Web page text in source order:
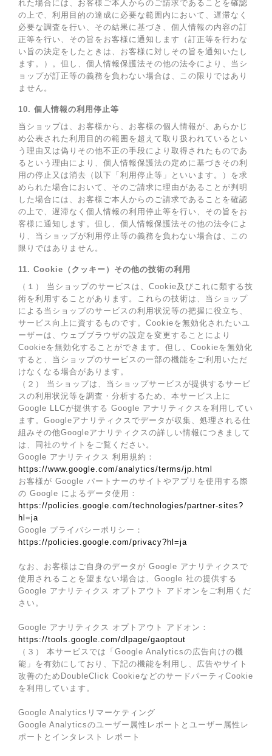
れた場合には、お客様ご本人からのご請求であることを確認
の上で、利用目的の達成に必要な範囲内において、遅滞なく
必要な調査を行い、その結果に基づき、個人情報の内容の訂
正等を行い、その旨をお客様に通知します（訂正等を行わな
い旨の決定をしたときは、お客様に対しその旨を通知いたし
ます。）。但し、個人情報保護法その他の法令により、当シ
ョップが訂正等の義務を負わない場合は、この限りではあり
ません。
10. 個人情報の利用停止等
当ショップは、お客様から、お客様の個人情報が、あらかじ
め公表された利用目的の範囲を超えて取り扱われているとい
う理由又は偽りその他不正の手段により取得されたものであ
るという理由により、個人情報保護法の定めに基づきその利
用の停止又は消去（以下「利用停止等」といいます。）を求
められた場合において、そのご請求に理由があることが判明
した場合には、お客様ご本人からのご請求であることを確認
の上で、遅滞なく個人情報の利用停止等を行い、その旨をお
客様に通知します。但し、個人情報保護法その他の法令によ
り、当ショップが利用停止等の義務を負わない場合は、この
限りではありません。
11. Cookie（クッキー）その他の技術の利用
（１） 当ショップのサービスは、Cookie及びこれに類する技
術を利用することがあります。これらの技術は、当ショップ
による当ショップのサービスの利用状況等の把握に役立ち、
サービス向上に資するものです。Cookieを無効化されたいユ
ーザーは、ウェブブラウザの設定を変更することにより
Cookieを無効化することができます。但し、Cookieを無効化
すると、当ショップのサービスの一部の機能をご利用いただ
けなくなる場合があります。
（２） 当ショップは、当ショップサービスが提供するサービ
スの利用状況等を調査・分析するため、本サービス上に
Google LLCが提供する Google アナリティクスを利用してい
ます。Googleアナリティクスでデータが収集、処理される仕
組みその他Googleアナリティクスの詳しい情報につきまして
は、同社のサイトをご覧ください。
Google アナリティクス 利用規約：
https://www.google.com/analytics/terms/jp.html
お客様が Google パートナーのサイトやアプリを使用する際
の Google によるデータ使用：
https://policies.google.com/technologies/partner-sites?
hl=ja
Google プライバシーポリシー：
https://policies.google.com/privacy?hl=ja
なお、お客様はご自身のデータが Google アナリティクスで
使用されることを望まない場合は、Google 社の提供する
Google アナリティクス オプトアウト アドオンをご利用くだ
さい。
Google アナリティクス オプトアウト アドオン：
https://tools.google.com/dlpage/gaoptout
（３） 本サービスでは「Google Analyticsの広告向けの機
能」を有効にしており、下記の機能を利用し、広告やサイト
改善のためDoubleClick CookieなどのサードパーティCookie
を利用しています。
Google Analyticsリマーケティング
Google Analyticsのユーザー属性レポートとユーザー属性レ
ポートとインタレスト レポート